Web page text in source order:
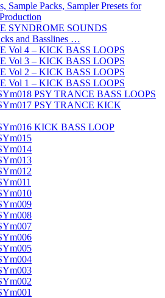
Sample Packs, Sampler Presets for
SYNDROME SOUNDS
and Basslines …
Vol 4 – KICK BASS LOOPS
Vol 3 – KICK BASS LOOPS
Vol 2 – KICK BASS LOOPS
Vol 1 – KICK BASS LOOPS
PSY TRANCE BASS LOOPS
PSY TRANCE KICK
KICK BASS LOOP